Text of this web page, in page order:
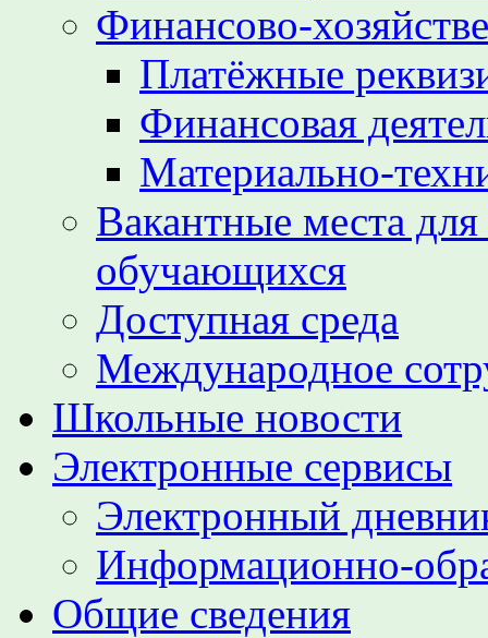
Финансово-
Платёжные
Финансовая
Материально-
Вакантные места
обучающихся
Доступная среда
Международное
Школьные новости
Электронные сервисы
Электронный
Информационно-
Общие сведения